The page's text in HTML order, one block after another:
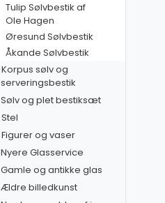
Tulip Sølvbestik af
Ole Hagen
Øresund Sølvbestik
Åkande Sølvbestik
Korpus sølv og
serveringsbestik
Sølv og plet bestiksæt
Stel
Figurer og vaser
Nyere Glasservice
Gamle og antikke glas
Ældre billedkunst